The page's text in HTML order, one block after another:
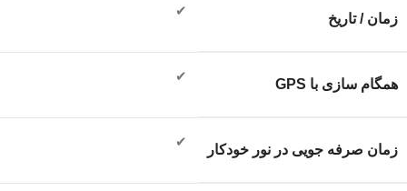
زمان / تاریخ
✔
همگام سازی با GPS
✔
زمان صرفه جویی در نور خودکار
✔